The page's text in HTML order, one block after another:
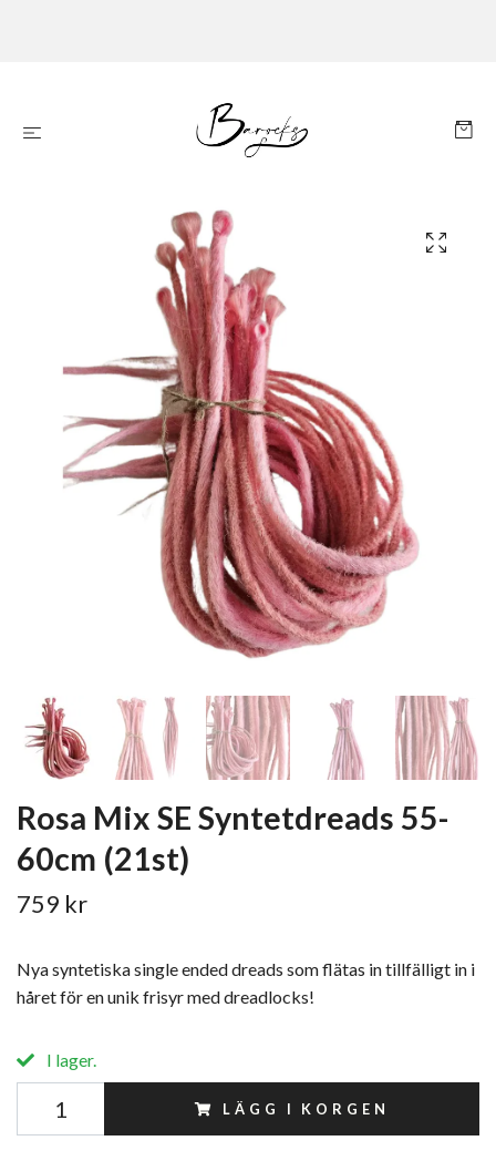
Rosa Mix SE Syntetdreads 55-
60cm (21st)
759 kr
Nya syntetiska single ended dreads som flätas in tillfälligt in i
håret för en unik frisyr med dreadlocks!
I lager.
LÄGG I KORGEN